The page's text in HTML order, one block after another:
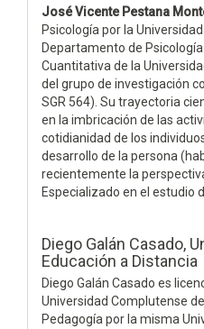
José Vicente Pestana
Psicología por la
Departamento de
Cuantitativa de la
del grupo de investigación
SGR 564). Su trayectoria
en la imbricación de las
cotidianidad de los
desarrollo de la persona
recientemente la
Especializado en el estudio
Diego Galán Casado,
Educación a Distancia
Diego Galán Casado es
Universidad Complutense
Pedagogía por la misma